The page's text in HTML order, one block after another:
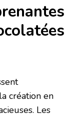
création en
Les